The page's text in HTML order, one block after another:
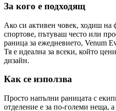
За кого е подходящ
Ако си активен човек, ходиш на
спортове, пътуваш често или
раница за ежедневието, Venum
Тя е идеална за всеки, който
дизайн.
Как се използва
Просто напълни раницата с
отделение е за по-големи неща,